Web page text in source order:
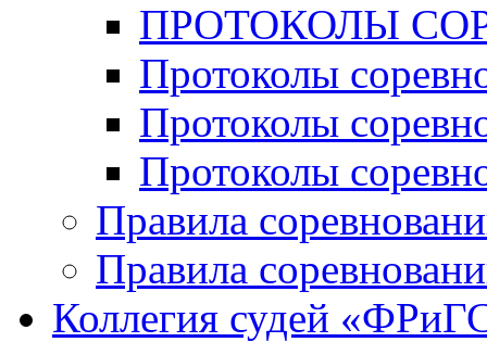
ПРОТОКОЛЫ
Протоколы
Протоколы
Протоколы
Правила
Правила
Коллегия судей